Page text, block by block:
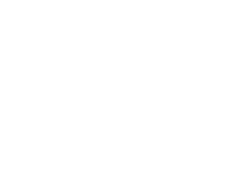
Настольная игра Hobby